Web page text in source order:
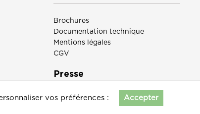
Brochures
Documentation technique
Mentions légales
CGV
Presse
vos préférences :
Accepter